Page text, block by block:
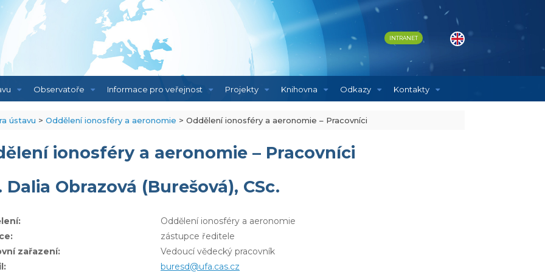
INTRANET
Observatoře Informace pro veřejnost Projekty Knihovna Odkazy Kontakty
ústavu > Oddělení ionosféry a aeronomie > Oddělení ionosféry a aeronomie – Pracovníci
ionosféry a aeronomie – Pracovníci
Dalia Obrazová (Burešová), CSc.
Oddělení ionosféry a aeronomie
zástupce ředitele
zařazení:
Vedoucí vědecký pracovník
buresd@ufa.cas.cz